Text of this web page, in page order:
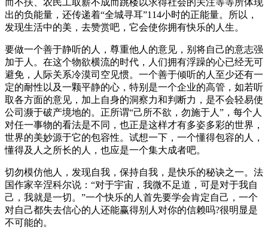
而不扶、农民工取薪不成而跳楼以求得社会的关注等等所体现
出的负能量，还传递着“全城寻耳”114小时的正能量。所以，
发现生活中的美，去赞赏吧，它会使你拥有快乐的人生。
要做一个善于静听的人，尊重他人的意见，别将自己的意志强
加于人。在这个物欲横流的时代，人们拥有浮躁的心已经无可
避免，人际关系冷漠司空见惯。一个善于倾听的人至少还有一
定的耐性以及一颗平静的心，特别是一个企业的高管，如若听
取各方面的意见，加上自身的洞察力和判断力，是不会轻易使
公司濒于破产境地的。正所谓“己所不欲，勿施于人”，每个人
对任一事物的看法是不同，也正是这样才有多姿多彩的世界，
世界的美妙源于它的包容性。试想一下，一个懂得包容的人，
懂得及人之所长的人，也应是一个集大成者吧。
切勿模仿他人，发现自我，保持自我，是快乐的秘诀之一。法
国作家辛涅科尔说：“对于宇宙，我微不足道，可是对于我自
己，我就是一切。”一个快乐的人首先要学会肯定自己，一个
对自己都失去信心的人还能赢得别人对你的信赖吗?很明显是
不可能的。